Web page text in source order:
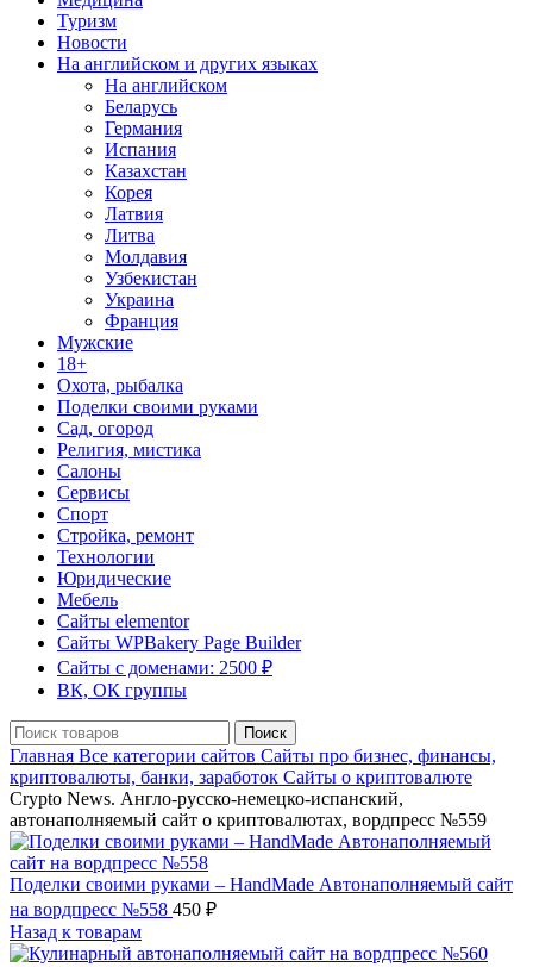
Туризм
Новости
На английском и других языках
На английском
Беларусь
Германия
Испания
Казахстан
Корея
Латвия
Литва
Молдавия
Узбекистан
Украина
Франция
Мужские
18+
Охота, рыбалка
Поделки своими руками
Сад, огород
Религия, мистика
Салоны
Сервисы
Спорт
Стройка, ремонт
Технологии
Юридические
Мебель
Сайты elementor
Сайты WPBakery Page Builder
Сайты с доменами: 2500 ₽
ВК, ОК группы
Поиск
Главная Все категории сайтов Сайты про бизнес, финансы,
криптовалюты, банки, заработок Сайты о криптовалюте
Crypto News. Англо-русско-немецко-испанский,
автонаполняемый сайт о криптовалютах, вордпресс №559
Поделки своими руками – HandMade Автонаполняемый сайт
на вордпресс №558 450 ₽
Назад к товарам